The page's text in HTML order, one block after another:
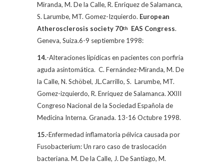
Miranda, M. De la Calle, R. Enriquez deSalamanca,
S. Larumbe, MT. Gomez-Izquierdo. European
Atherosclerosis society 70th EAS Congress.
Geneva, Suiza.6-9 septiembre 1998:
14.-Alteraciones lipídicas en pacientes con porfiria
aguda asintomática. C. Fernández-Miranda, M. De
la Calle, N. Schöbel, JL.Carrillo, S. Larumbe, MT.
Gomez-izquierdo, R. Enriquez de Salamanca. XXIII
Congreso Nacional de la Sociedad Española de
Medicina Interna. Granada. 13-16 Octubre 1998.
15.-Enfermedad inflamatoria pélvica causada por
Fusobacterium: Un raro caso de traslocación
bacteriana. M. De la Calle, J. De Santiago, M.